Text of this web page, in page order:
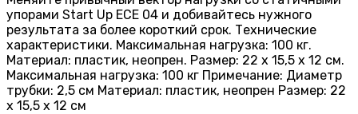
упорами Start Up ЕСЕ 04 и добивайтесь нужного
результата за более короткий срок. Технические
характеристики. Максимальная нагрузка: 100 кг.
Материал: пластик, неопрен. Размер: 22 х 15,5 х 12 см.
Максимальная нагрузка: 100 кг Примечание: Диаметр
трубки: 2,5 см Материал: пластик, неопрен Размер: 22
х 15,5 х 12 см